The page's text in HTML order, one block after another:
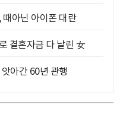
아닌 아이폰 대란
결혼자금 다 날린 女
아간 60년 관행